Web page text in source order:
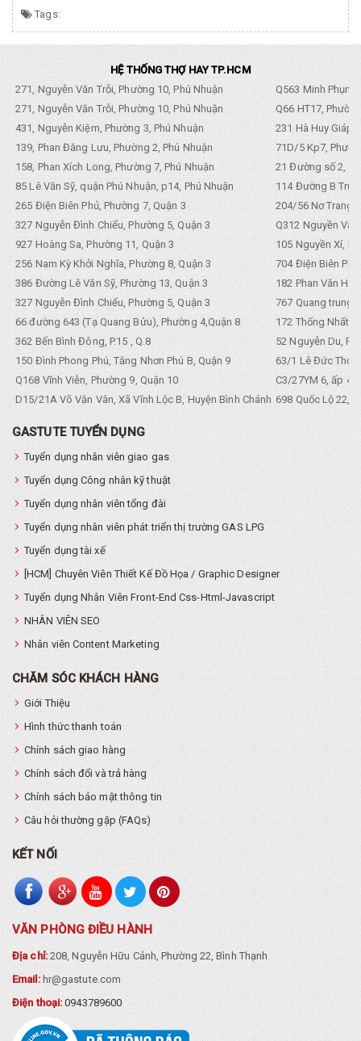
Tags:
HỆ THỐNG THỢ HAY TP.HCM
271, Nguyễn Văn Trỗi, Phường 10, Phú Nhuận
Q563 Minh
271, Nguyễn Văn Trỗi, Phường 10, Phú Nhuận
Q66 HT17,
431, Nguyễn Kiệm, Phường 3, Phú Nhuận
231 Hà Huy Giáp,
139, Phan Đăng Lưu, Phường 2, Phú Nhuận
71D/5 Kp7,
158, Phan Xích Long, Phường 7, Phú Nhuận
21 Đường số 2,
85 Lê Văn Sỹ, quận Phú Nhuận, p14, Phú Nhuận
114 Đường B
265 Điện Biên Phủ, Phường 7, Quận 3
204/56 Nơ Trang
327 Nguyễn Đình Chiểu, Phường 5, Quận 3
Q312 Nguyền
927 Hoàng Sa, Phường 11, Quận 3
105 Nguyền Xí,
256 Nam Kỳ Khởi Nghĩa, Phường 8, Quận 3
704 Điện Biên
386 Đường Lê Văn Sỹ, Phường 13, Quận 3
182 Phan Văn
327 Nguyễn Đình Chiểu, Phường 5, Quận 3
767 Quang trung,
66 đường 643 (Tạ Quang Bửu), Phường 4,Quận 8
172 Thống Nhất.
362 Bến Bình Đông, P.15 , Q.8
52 Nguyễn Du,
150 Đình Phong Phú, Tăng Nhơn Phú B, Quận 9
63/1 Lê Đức Thọ,
Q168 Vĩnh Viễn, Phường 9, Quận 10
C3/27YM 6, ấp 4,
D15/21A Võ Văn Vân, Xã Vĩnh Lộc B, Huyện Bình Chánh 698 Quốc Lộ 22,
GASTUTE TUYỂN DỤNG
Tuyển dụng nhân viên giao gas
Tuyển dụng Công nhân kỹ thuật
Tuyển dụng nhân viên tổng đài
Tuyển dụng nhân viên phát triển thị trường GAS LPG
Tuyển dụng tài xế
[HCM] Chuyên Viên Thiết Kế Đồ Họa / Graphic Designer
Tuyển dụng Nhân Viên Front-End Css-Html-Javascript
NHÂN VIÊN SEO
Nhân viên Content Marketing
CHĂM SÓC KHÁCH HÀNG
Giới Thiệu
Hình thức thanh toán
Chính sách giao hàng
Chính sách đổi và trả hàng
Chính sách bảo mật thông tin
Câu hỏi thường gặp (FAQs)
KẾT NỐI
VĂN PHÒNG ĐIỀU HÀNH
Địa chỉ:208, Nguyễn Hữu Cảnh, Phường 22, Bình Thạnh
Email: hr@gastute.com
Điện thoại:0943789600